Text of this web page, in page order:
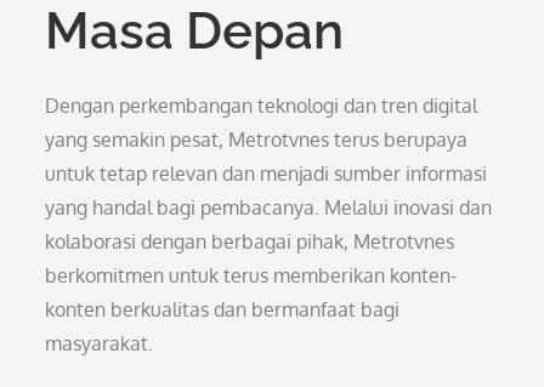
Masa Depan
Dengan perkembangan teknologi dan tren digital
yang semakin pesat, Metrotvnes terus berupaya
untuk tetap relevan dan menjadi sumber informasi
yang handal bagi pembacanya. Melalui inovasi dan
kolaborasi dengan berbagai pihak, Metrotvnes
berkomitmen untuk terus memberikan konten-
konten berkualitas dan bermanfaat bagi
masyarakat.